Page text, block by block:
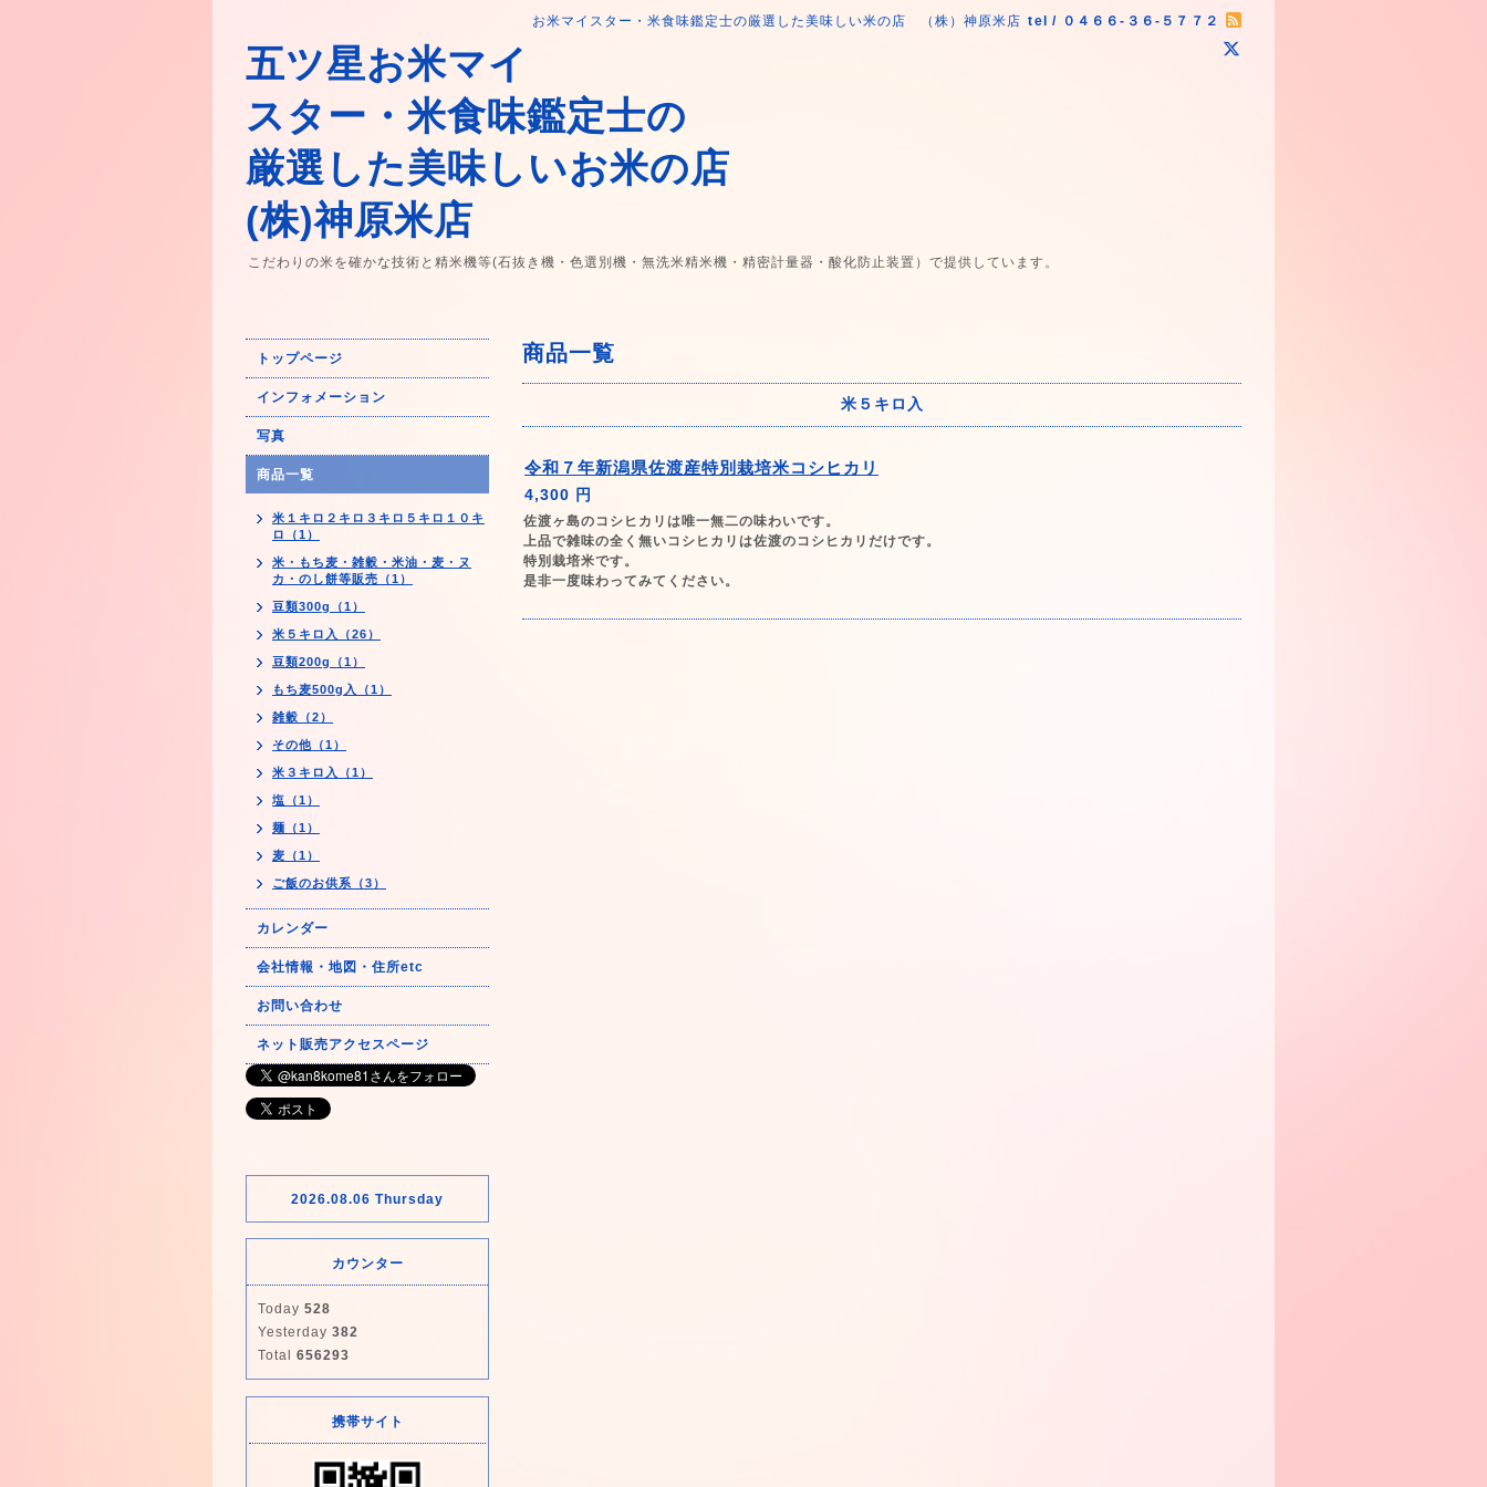
お米マイスター・米食味鑑定士の厳選した美味しい米の店 （株）神原米店 tel / ０４６６-３６-５７７２
五ツ星お米マイ
スター・米食味鑑定士の
厳選した美味しいお米の店
(株)神原米店
こだわりの米を確かな技術と精米機等(石抜き機・色選別機・無洗米精米機・精密計量器・酸化防止装置）で提供しています。
商品一覧
米５キロ入
令和７年新潟県佐渡産特別栽培米コシヒカリ
4,300 円
佐渡ヶ島のコシヒカリは唯一無二の味わいです。
上品で雑味の全く無いコシヒカリは佐渡のコシヒカリだけです。
特別栽培米です。
是非一度味わってみてください。
トップページ
インフォメーション
写真
商品一覧
米１キロ２キロ３キロ５キロ１０キ
ロ（1）
米・もち麦・雑穀・米油・麦・ヌ
カ・のし餅等販売（1）
豆類300g（1）
米５キロ入（26）
豆類200g（1）
もち麦500g入（1）
雑穀（2）
その他（1）
米３キロ入（1）
塩（1）
麺（1）
麦（1）
ご飯のお供系（3）
カレンダー
会社情報・地図・住所etc
お問い合わせ
ネット販売アクセスページ
2026.08.06 Thursday
カウンター
Today 528
Yesterday 382
Total 656293
携帯サイト